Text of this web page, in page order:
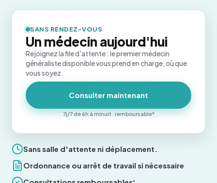
Sans salle d'attente ni déplacement.
Ordonnance ou arrêt de travail si nécessaire
SANS RENDEZ-VOUS
Un médecin aujourd'hui
Rejoignez la file d'attente : le premier médecin
généraliste disponible vous prend en charge, où que
vous soyez.
Consulter maintenant
7j/7 de 6h à minuit · remboursable*